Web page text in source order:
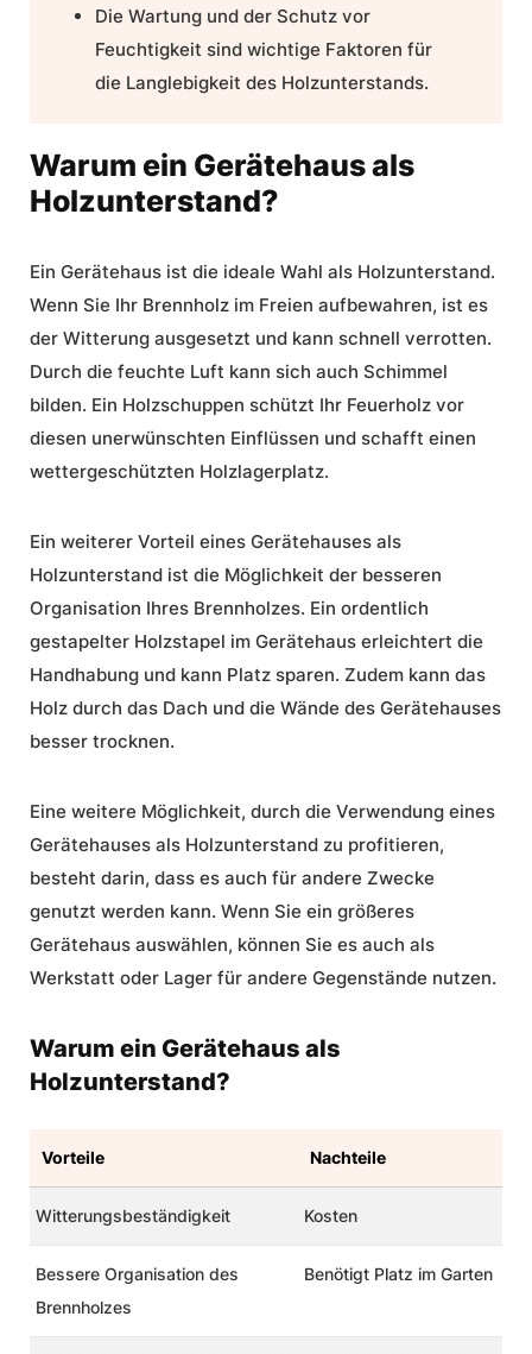
Die Wartung und der Schutz vor
Feuchtigkeit sind wichtige Faktoren für
die Langlebigkeit des Holzunterstands.
Warum ein Gerätehaus als
Holzunterstand?
Ein Gerätehaus ist die ideale Wahl als Holzunterstand.
Wenn Sie Ihr Brennholz im Freien aufbewahren, ist es
der Witterung ausgesetzt und kann schnell verrotten.
Durch die feuchte Luft kann sich auch Schimmel
bilden. Ein Holzschuppen schützt Ihr Feuerholz vor
diesen unerwünschten Einflüssen und schafft einen
wettergeschützten Holzlagerplatz.
Ein weiterer Vorteil eines Gerätehauses als
Holzunterstand ist die Möglichkeit der besseren
Organisation Ihres Brennholzes. Ein ordentlich
gestapelter Holzstapel im Gerätehaus erleichtert die
Handhabung und kann Platz sparen. Zudem kann das
Holz durch das Dach und die Wände des Gerätehauses
besser trocknen.
Eine weitere Möglichkeit, durch die Verwendung eines
Gerätehauses als Holzunterstand zu profitieren,
besteht darin, dass es auch für andere Zwecke
genutzt werden kann. Wenn Sie ein größeres
Gerätehaus auswählen, können Sie es auch als
Werkstatt oder Lager für andere Gegenstände nutzen.
Warum ein Gerätehaus als
Holzunterstand?
Vorteile Nachteile
Witterungsbeständigkeit Kosten
Bessere Organisation des
Brennholzes
Benötigt Platz im Garten